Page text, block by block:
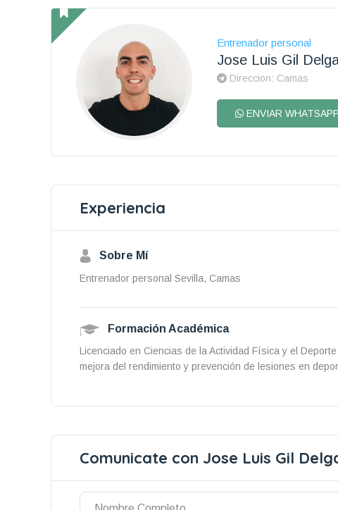
Entrenador personal
Jose Luis Gil
Direccion: Camas
ENVIAR WHATSAPP
Experiencia
Sobre Mí
Entrenador personal Sevilla, Camas
Formación Académica
Licenciado en Ciencias de la Actividad Física y el
mejora del rendimiento y prevención de lesiones en
Comunicate con Jose Luis Gil